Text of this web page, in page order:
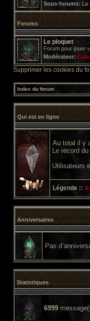
Sous-forums: La
Forums
Le ploquet
Forum pour jouer
Modérateur:
Supprimer les cookies du
Index du forum
Qui est en ligne
Au total il y
Le record
Utilisateurs
Légende ::
Anniversaires
Pas
Statistiques
6999